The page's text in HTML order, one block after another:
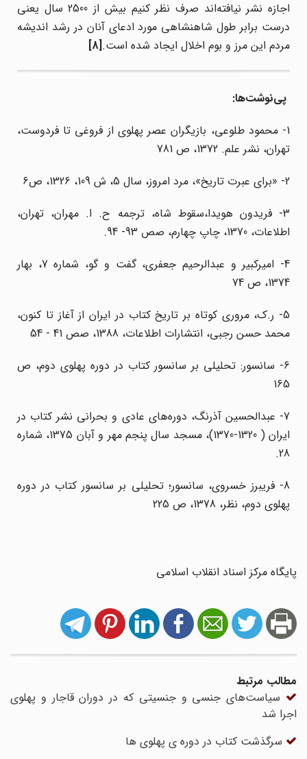
اجازه نشر نیافته‌اند صرف نظر کنیم بیش از 2500 سال یعنی
درست برابر طول شاهنشاهی مورد ادعای آنان در رشد اندیشه
مردم این مرز و بوم اخلال ایجاد شده است.[8]
پی‌نوشت‌ها:
1- محمود طلوعی، بازیگران عصر پهلوی از فروغی تا فردوست،
تهران، نشر علم. 1372، ص 781
3- فریدون هویدا،سقوط شاه، ترجمه ح. ا. مهران، تهران،
اطلاعات، 1370، چاپ چهارم، صص 93- 94
.
4- امیرکبیر و عبدالرحیم جعفری، گفت و گو، شماره 7، بهار
1374، ص 74
5- ر.ک، مروری کوتاه بر تاریخ کتاب در ایران از آغاز تا کنون،
محمد حسن رجبی، انتشارات اطلاعات، 1388، صص 41 - 54
6- سانسور: تحلیلی بر سانسور کتاب در دوره پهلوی دوم، ص
165
7- عبدالحسین آذرنگ، دوره‌های عادی و بحرانی نشر کتاب در
ایران ( 1320-1370)، مسجد سال پنجم مهر و آبان 1375، شماره
28.
8- فریبرز خسروی، سانسور؛ تحلیلی بر سانسور کتاب در دوره
پهلوی دوم، نظر، 1378، ص 225
پایگاه مرکز اسناد انقلاب اسلامی
مطالب مرتبط
سیاست‌های جنسی و جنسیتی که در دوران قاجار و پهلوی
اجرا شد
سرگذشت کتاب در دوره ی پهلوی ها